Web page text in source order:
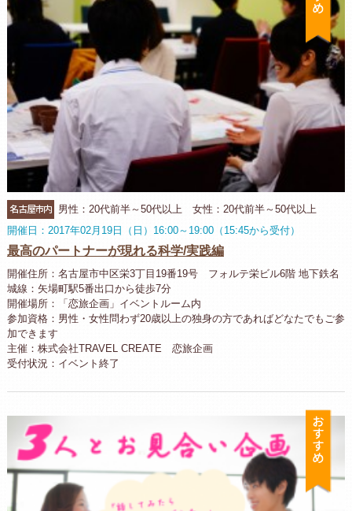
名古屋市内
男性：20代前半～50代以上 女性：20代前半～50代以上
開催日：2017年02月19日（日）16:00～19:00（15:45から受付）
最高のパートナーが現れる科学/実践編
開催住所：名古屋市中区栄3丁目19番19号 フォルテ栄ビル6階 地下鉄名
城線：矢場町駅5番出口から徒歩7分
開催場所：「恋旅企画」イベントルーム内
参加資格：男性・女性問わず20歳以上の独身の方であればどなたでもご参
加できます
主催：株式会社TRAVEL CREATE 恋旅企画
受付状況：イベント終了
お